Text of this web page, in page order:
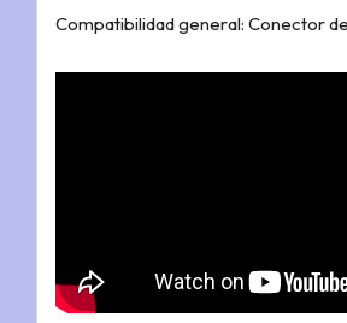
Compatibilidad general: Conector